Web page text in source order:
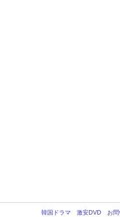
韓国ドラマ 激安DVD
お